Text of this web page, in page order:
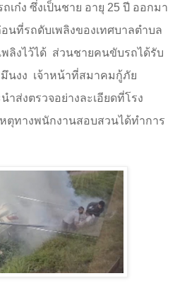
เก๋ง ซึ่งเป็นชาย อายุ 25 ปี ออกมา
นที่รถดับเพลิงของเทศบาลตำบล
ลิงไว้ได้ ส่วนชายคนขับรถได้รับ
นงง เจ้าหน้าที่สมาคมกู้ภัย
ำส่งตรวจอย่างละเอียดที่โรง
ตุทางพนักงานสอบสวนได้ทำการ